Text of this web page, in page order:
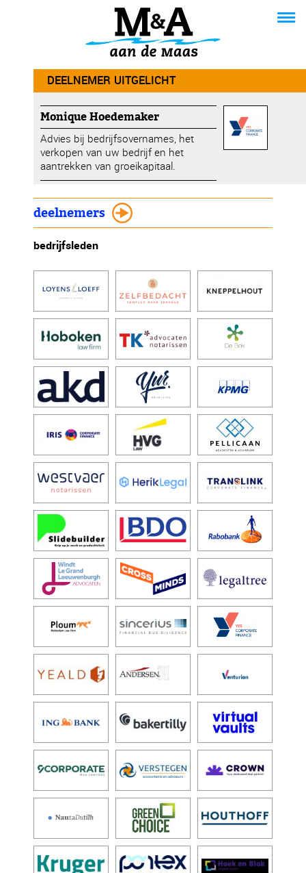
DEELNEMER UITGELICHT
Monique Hoedemaker
Advies bij bedrijfsovernames, het
verkopen van uw bedrijf en het
aantrekken van groeikapitaal.
deelnemers
bedrijfsleden